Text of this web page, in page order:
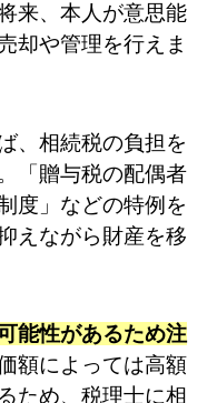
来、本人が意思能
却や管理を行えま
、相続税の負担を
「贈与税の配偶者
度」などの特例を
えながら財産を移
能性があるため注
額によっては高額
ため、税理士に相